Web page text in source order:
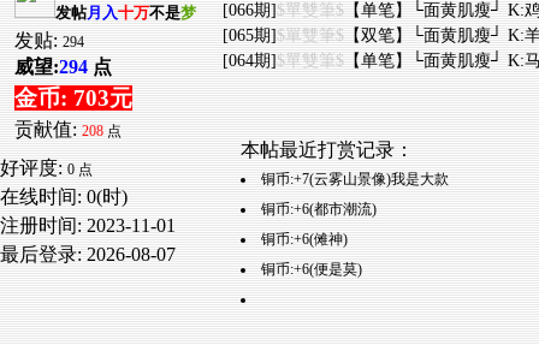
发帖月入十万不是梦
发贴: 294
威望:294 点
金币: 703元
贡献值: 208 点
好评度: 0 点
在线时间: 0(时)
注册时间: 2023-11-01
最后登录: 2026-08-07
[066期]$單雙筆$ 【单笔】└面黄肌瘦┘ K:
[065期]$單雙筆$ 【双笔】└面黄肌瘦┘ K:
[064期]$單雙筆$ 【单笔】└面黄肌瘦┘ K:
本帖最近打赏记录：
铜币:+7(云雾山景像)我是大款
铜币:+6(都市潮流)
铜币:+6(傩神)
铜币:+6(便是莫)